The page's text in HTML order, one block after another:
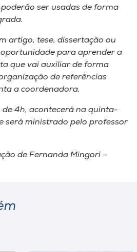
ser usadas de forma
artigo, tese, dissertação ou
oportunidade para aprender a
que vai auxiliar de forma
de referências
a coordenadora.
de 4h, acontecerá na quinta-
será ministrado pelo professor
de Fernanda Mingori –